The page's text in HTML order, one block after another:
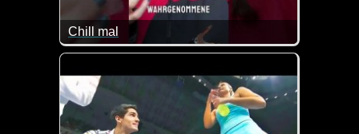
Chill mal
Es ist in der Tat ab und zu nicht leicht, die